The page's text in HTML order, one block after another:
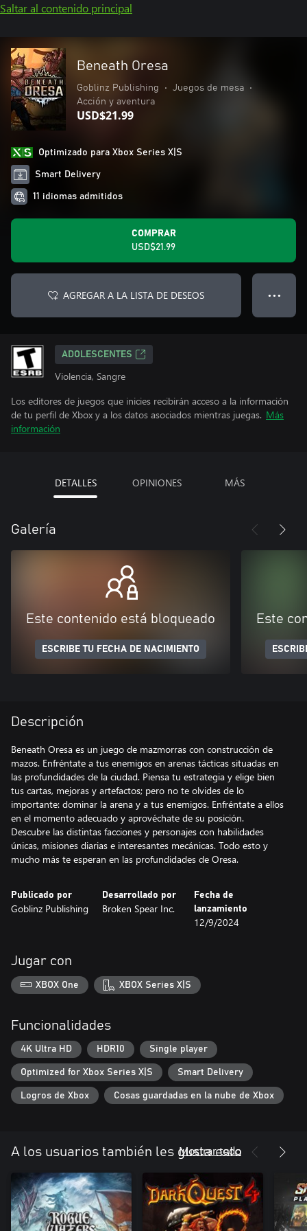
Saltar al contenido principal
Beneath Oresa
Goblinz Publishing • Juegos de mesa
•
Acción y aventura
USD$21.99
Optimizado para Xbox Series X|S
Smart Delivery
11 idiomas admitidos
COMPRAR
USD$21.99
AGREGAR A LA LISTA DE DESEOS ● ● ●
ADOLESCENTES
Violencia, Sangre
Los editores de juegos que inicies recibirán acceso a la información
de tu perfil de Xbox y a los datos asociados mientras juegas. Más
información
DETALLES OPINIONES MÁS
Galería
Este contenido está bloqueado
ESCRIBE TU FECHA DE NACIMIENTO
Este
Descripción
Beneath Oresa es un juego de mazmorras con construcción de
mazos. Enfréntate a tus enemigos en arenas tácticas situadas en
las profundidades de la ciudad. Piensa tu estrategia y elige bien
tus cartas, mejoras y artefactos; pero no te olvides de lo
importante: dominar la arena y a tus enemigos. Enfréntate a ellos
en el momento adecuado y aprovéchate de su posición.
Descubre las distintas facciones y personajes con habilidades
únicas, misiones diarias e interesantes mecánicas. Todo esto y
mucho más te esperan en las profundidades de Oresa.
Publicado por
Goblinz Publishing
Desarrollado por
Broken Spear Inc.
Fecha de
lanzamiento
12/9/2024
Jugar con
XBOX One XBOX Series X|S
Funcionalidades
4K Ultra HD HDR10 Single player
Optimized for Xbox Series X|S Smart Delivery
Logros de Xbox Cosas guardadas en la nube de Xbox
A los usuarios también les gusta esto
Mostrar todo